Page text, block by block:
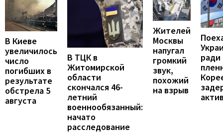
В Киеве
увеличилось
число
погибших в
результате
обстрела 5
августа
В ТЦК в
Житомирской
области
скончался 46-
летний
военнообязанный:
начато
расследование
Жителей
Москвы
напугал
громкий
звук,
похожий
на взрыв
ради